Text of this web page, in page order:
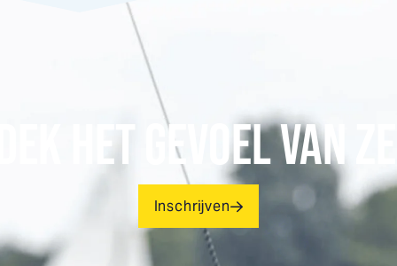
HET GEVOEL VAN
Inschrijven